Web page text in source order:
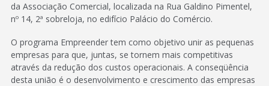
da Associação Comercial, localizada na Rua Galdino Pimentel,
nº 14, 2ª sobreloja, no edifício Palácio do Comércio.
O programa Empreender tem como objetivo unir as pequenas
empresas para que, juntas, se tornem mais competitivas
através da redução dos custos operacionais. A conseqüência
desta união é o desenvolvimento e crescimento das empresas